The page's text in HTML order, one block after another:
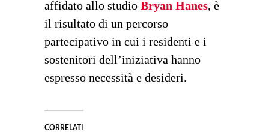
affidato allo studio Bryan Hanes, è
il risultato di un percorso
partecipativo in cui i residenti e i
sostenitori dell’iniziativa hanno
espresso necessità e desideri.
CORRELATI